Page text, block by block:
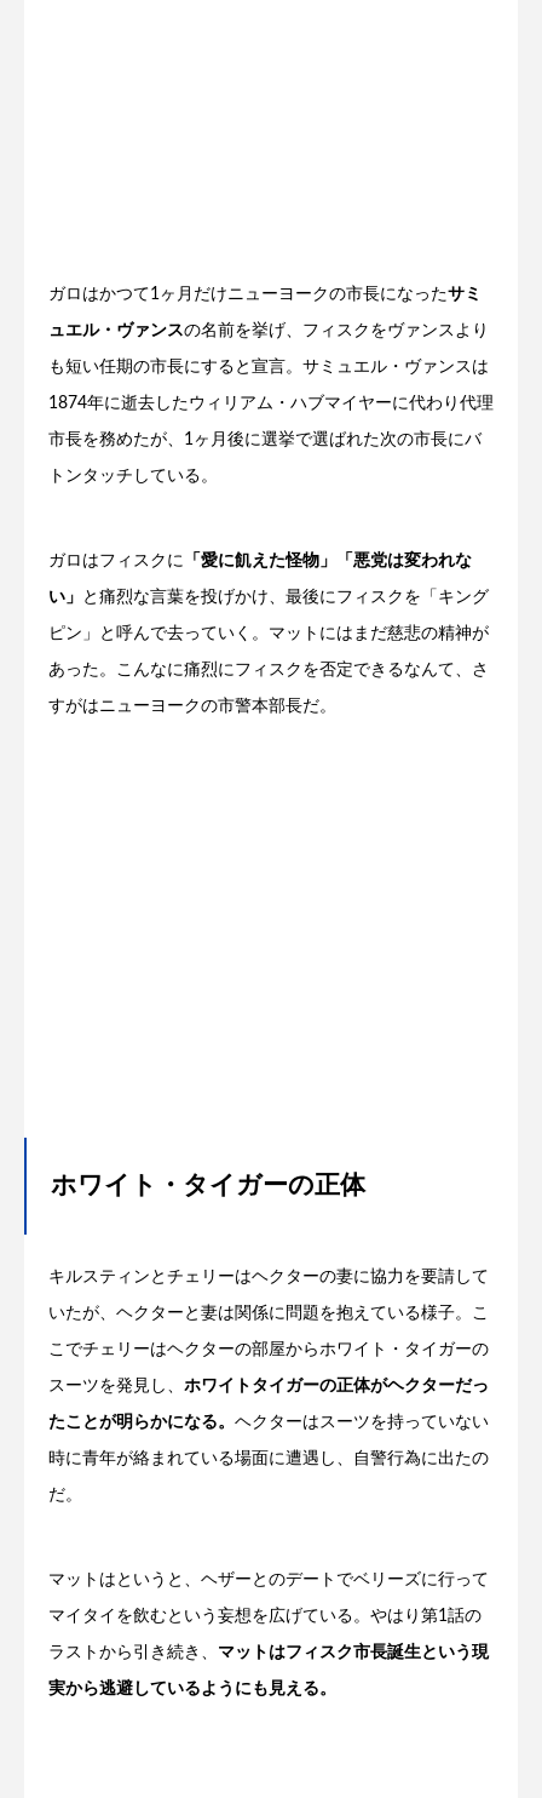
ガロはかつて1ヶ月だけニューヨークの市長になったサミ
ュエル・ヴァンスの名前を挙げ、フィスクをヴァンスより
も短い任期の市長にすると宣言。サミュエル・ヴァンスは
1874年に逝去したウィリアム・ハブマイヤーに代わり代理
市長を務めたが、1ヶ月後に選挙で選ばれた次の市長にバ
トンタッチしている。
ガロはフィスクに 「愛に飢えた怪物」「悪党は変われな
い」 と痛烈な言葉を投げかけ、最後にフィスクを「キング
ピン」と呼んで去っていく。マットにはまだ慈悲の精神が
あった。こんなに痛烈にフィスクを否定できるなんて、さ
すがはニューヨークの市警本部長だ。
ホワイト・タイガーの正体
キルスティンとチェリーはヘクターの妻に協力を要請して
いたが、ヘクターと妻は関係に問題を抱えている様子。こ
こでチェリーはヘクターの部屋からホワイト・タイガーの
スーツを発見し、 ホワイトタイガーの正体がヘクターだっ
たことが明らかになる。 ヘクターはスーツを持っていない
時に青年が絡まれている場面に遭遇し、自警行為に出たの
だ。
マットはというと、ヘザーとのデートでベリーズに行って
マイタイを飲むという妄想を広げている。やはり第1話の
ラストから引き続き、 マットはフィスク市長誕生という現
実から逃避しているようにも見える。